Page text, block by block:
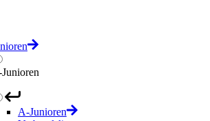
A-Junioren